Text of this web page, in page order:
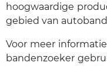
hoogwaardige
gebied van
Voor meer
bandenzoeker